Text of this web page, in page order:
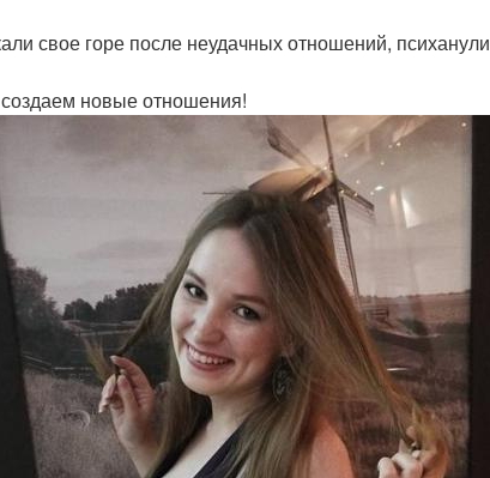
свое горе после неудачных отношений,
новые отношения!